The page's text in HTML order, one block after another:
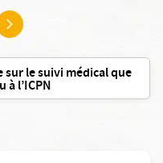
sur le suivi médical que
à l’ICPN